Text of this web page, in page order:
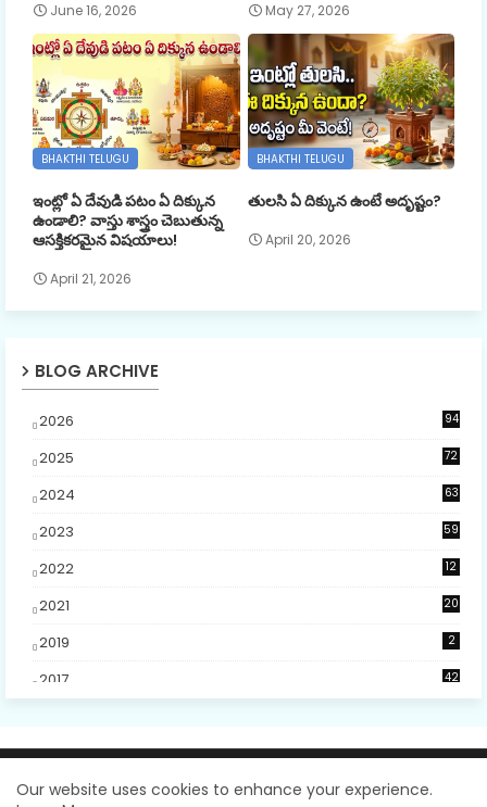
June 16, 2026 May 27, 2026
BHAKTHI TELUGU
ఇంట్లో ఏ దేవుడి పటం ఏ దిక్కున
ఉండాలి? వాస్తు శాస్త్రం చెబుతున్న
ఆసక్తికరమైన విషయాలు!
April 21, 2026
BHAKTHI TELUGU
తులసి ఏ దిక్కున ఉంటే అదృష్టం?
April 20, 2026
BLOG ARCHIVE
2026
94
2025
72
2024 63
2023
59
2022 12
2021 20
2019 2
2017
42
2015 5
2014
Our website uses cookies to enhance your experience.